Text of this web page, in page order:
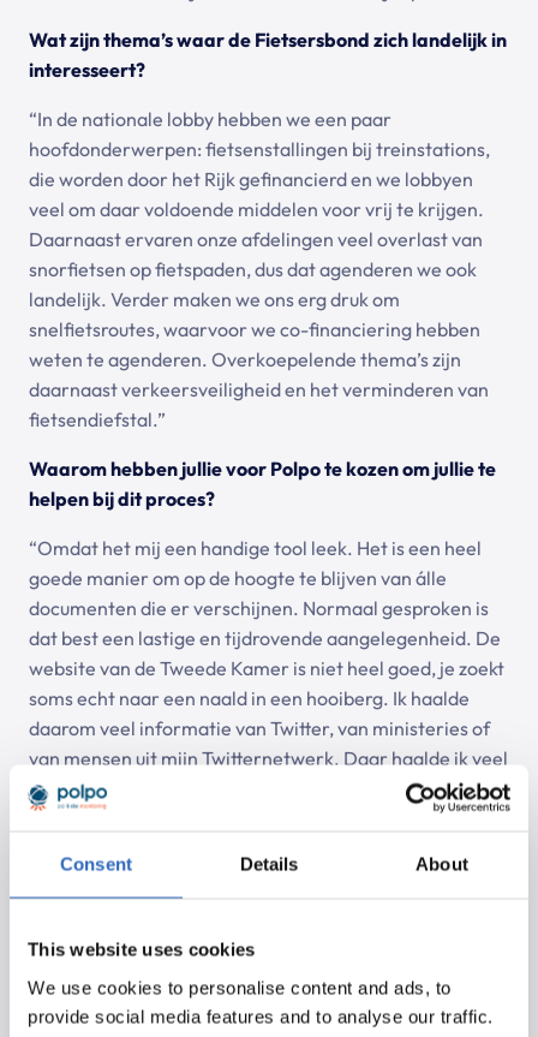
Consent Details About
This website uses cookies
We use cookies to personalise content and ads, to
provide social media features and to analyse our traffic.
Wat zijn thema’s waar de Fietsersbond zich landelijk in
interesseert?
“In de nationale lobby hebben we een paar
hoofdonderwerpen: fietsenstallingen bij treinstations,
die worden door het Rijk gefinancierd en we lobbyen
veel om daar voldoende middelen voor vrij te krijgen.
Daarnaast ervaren onze afdelingen veel overlast van
snorfietsen op fietspaden, dus dat agenderen we ook
landelijk. Verder maken we ons erg druk om
snelfietsroutes, waarvoor we co-financiering hebben
weten te agenderen. Overkoepelende thema’s zijn
daarnaast verkeersveiligheid en het verminderen van
fietsendiefstal.”
Waarom hebben jullie voor Polpo te kozen om jullie te
helpen bij dit proces?
“Omdat het mij een handige tool leek. Het is een heel
goede manier om op de hoogte te blijven van álle
documenten die er verschijnen. Normaal gesproken is
dat best een lastige en tijdrovende aangelegenheid. De
website van de Tweede Kamer is niet heel goed, je zoekt
soms echt naar een naald in een hooiberg. Ik haalde
daarom veel informatie van Twitter, van ministeries of
van mensen uit mijn Twitternetwerk. Daar haalde ik veel
uit, maar het kostte ook veel tijd en door de grilligheid
van sociale media was er altijd kans dat je documenten
Kunt u een voorbeeld geven van een dossier waarbij
“Vrij recentelijk was er een discussie over een mogelijke
landelijke helmplicht voor snorscooters, waar wij